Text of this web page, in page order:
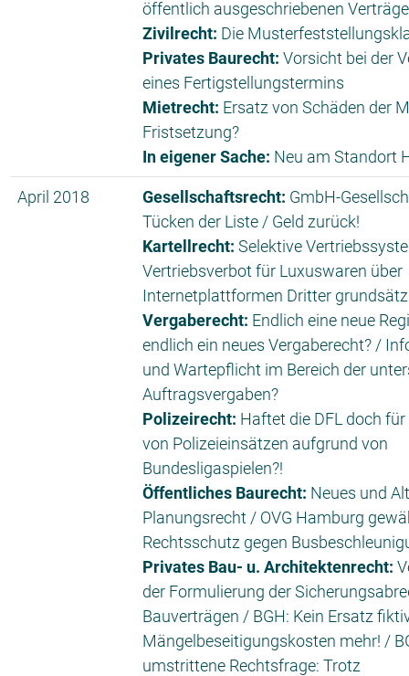
öffentlich ausgeschriebenen
Zivilrecht: Die
Privates Baurecht: Vorsicht bei der
eines Fertigstellungstermins
Mietrecht: Ersatz von Schäden der
Fristsetzung?
In eigener Sache: Neu am Standort
April 2018 Gesellschaftsrecht: GmbH-
Tücken der Liste / Geld zurück!
Kartellrecht: Selektive
Vertriebsverbot für Luxuswaren über
Internetplattformen Dritter
Vergaberecht: Endlich eine neue
endlich ein neues Vergaberecht? /
und Wartepflicht im Bereich der
Auftragsvergaben?
Polizeirecht: Haftet die DFL doch
von Polizeieinsätzen aufgrund von
Bundesligaspielen?!
Öffentliches Baurecht: Neues und
Planungsrecht / OVG Hamburg
Rechtsschutz gegen
Privates Bau- u. Architektenrecht:
der Formulierung der
Bauverträgen / BGH: Kein Ersatz
Mängelbeseitigungskosten mehr! /
umstrittene Rechtsfrage: Trotz